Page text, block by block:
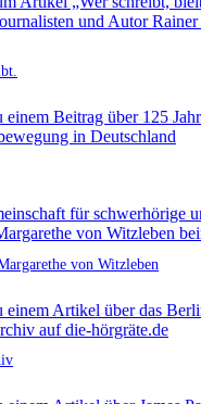
von Witzleben